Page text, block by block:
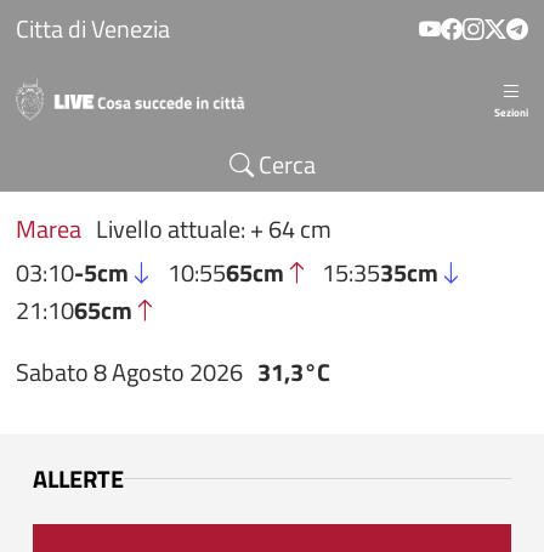
Salta al contenuto principale
Citta di Venezia
Sezioni
Cerca
Marea Livello attuale: + 64 cm
03:10-5cm 10:5565cm 15:3535cm
21:1065cm
Sabato 8 Agosto 2026 31,3°C
ALLERTE